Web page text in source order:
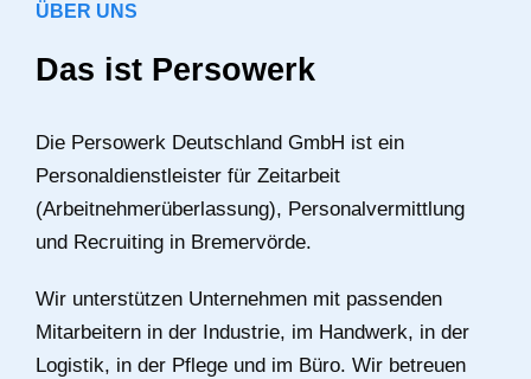
ÜBER UNS
Das ist Persowerk
Die Persowerk Deutschland GmbH ist ein
Personaldienstleister für Zeitarbeit
(Arbeitnehmerüberlassung), Personalvermittlung
und Recruiting in Bremervörde.
Wir unterstützen Unternehmen mit passenden
Mitarbeitern in der Industrie, im Handwerk, in der
Logistik, in der Pflege und im Büro. Wir betreuen